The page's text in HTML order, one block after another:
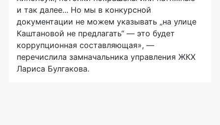
и так далее... Но мы в конкурсной
документации не можем указывать „на улице
Каштановой не предлагать“ — это будет
коррупционная составляющая», —
перечислила замначальника управления ЖКХ
Лариса Булгакова.